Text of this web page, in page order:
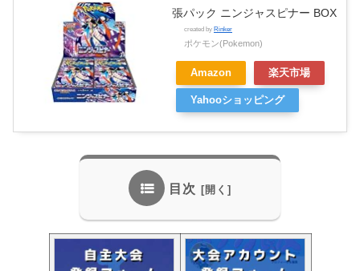
張パック ニンジャスピナー BOX
created by Rinker
ポケモン(Pokemon)
Amazon 楽天市場
Yahooショッピング
目次